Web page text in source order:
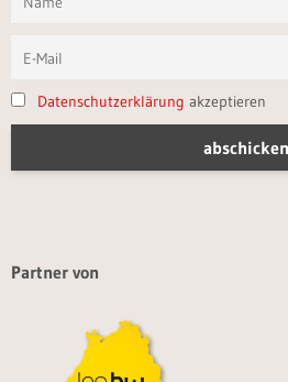
Datenschutzerklärung akzeptieren
Partner von